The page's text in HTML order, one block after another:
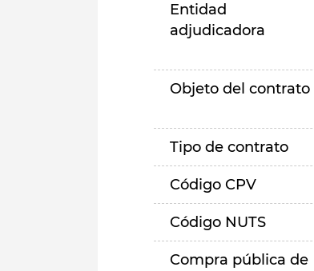
Entidad
adjudicadora
Objeto del contrato
Tipo de contrato
Código CPV
Código NUTS
Compra pública de